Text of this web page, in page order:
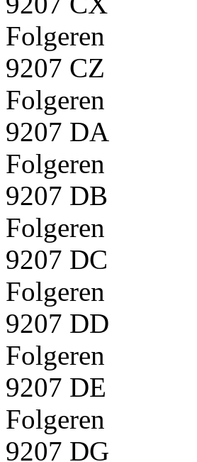
Folgeren
9207 CZ
Folgeren
9207 DA
Folgeren
9207 DB
Folgeren
9207 DC
Folgeren
9207 DD
Folgeren
9207 DE
Folgeren
9207 DG